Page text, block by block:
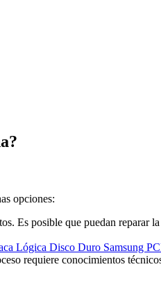
opciones:
Es posible que puedan reparar
Lógica Disco Duro Samsung
requiere conocimientos